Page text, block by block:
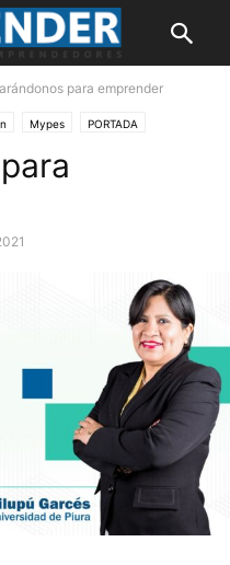
para emprender
Mypes PORTADA